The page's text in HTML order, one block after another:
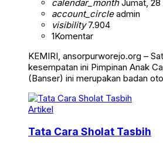
calendar_monthJumat, 28
account_circleadmin
visibility7.904
1Komentar
KEMIRI, ansorpurworejo.org –
kesempatan ini Pimpinan Anak
(Banser) ini merupakan badan
Artikel
Tata Cara Sholat Tasbih